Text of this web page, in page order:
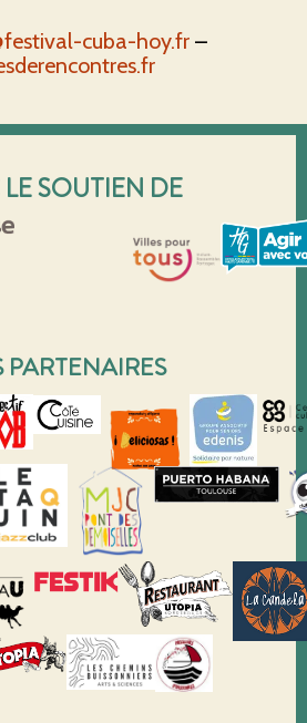
cuba-hoy.fr –
SOUTIEN DE
PARTENAIRES